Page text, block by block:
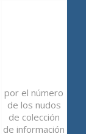
por el número
de los nudos
de colección
de información